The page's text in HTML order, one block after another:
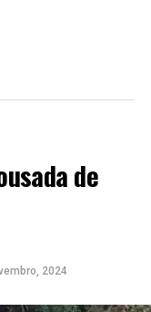
de
2024